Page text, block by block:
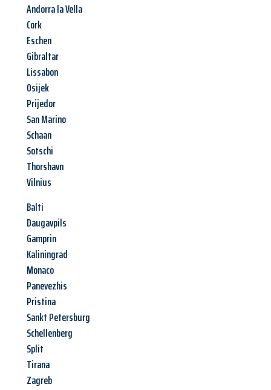
Andorra la Vella
Cork
Eschen
Gibraltar
Lissabon
Osijek
Prijedor
San Marino
Schaan
Sotschi
Thorshavn
Vilnius
Balti
Daugavpils
Gamprin
Kaliningrad
Monaco
Panevezhis
Pristina
Sankt Petersburg
Schellenberg
Split
Tirana
Zagreb